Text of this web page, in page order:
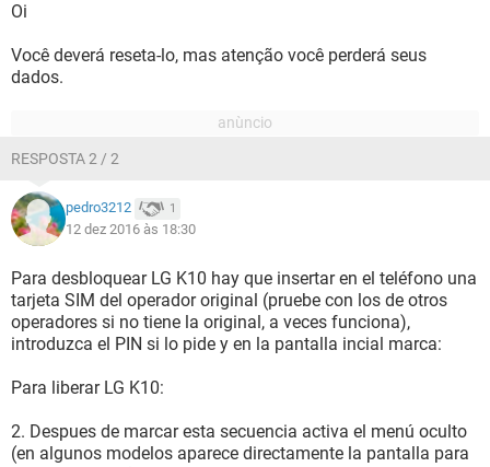
Oi
Você deverá reseta-lo, mas atenção você perderá seus
dados.
RESPOSTA 2 / 2
pedro3212 1
12 dez 2016 às 18:30
Para desbloquear LG K10 hay que insertar en el teléfono una
tarjeta SIM del operador original (pruebe con los de otros
operadores si no tiene la original, a veces funciona),
introduzca el PIN si lo pide y en la pantalla incial marca:
Para liberar LG K10:
2. Despues de marcar esta secuencia activa el menú oculto
(en algunos modelos aparece directamente la pantalla para